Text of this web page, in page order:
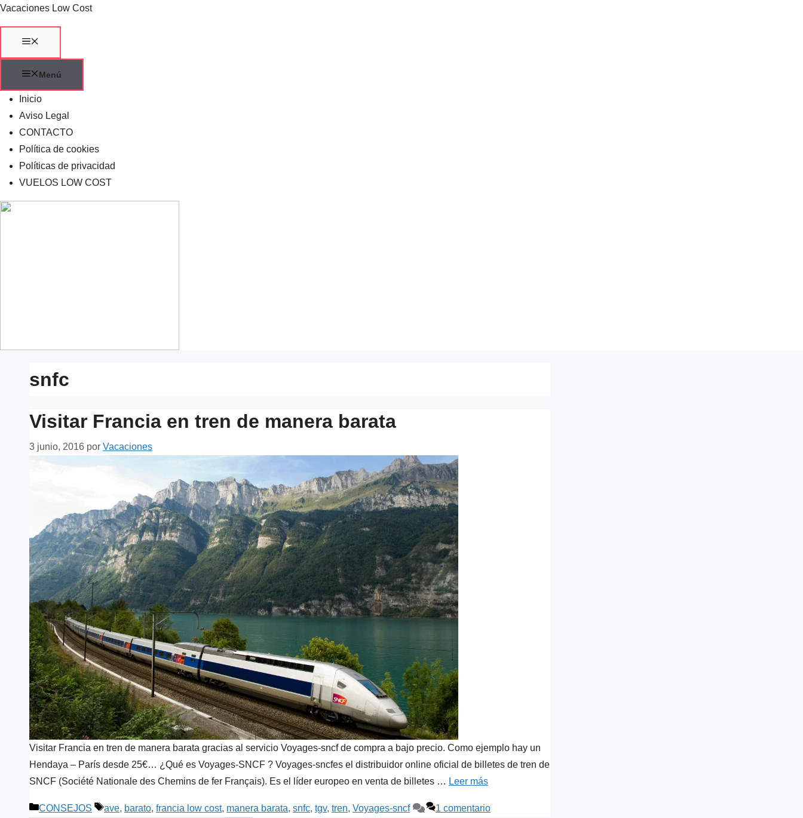
Saltar
al
contenido
Vacaciones Low Cost
Menú
Inicio
Aviso Legal
CONTACTO
Política de cookies
Políticas de privacidad
VUELOS LOW COST
snfc
Visitar Francia en tren de manera barata
3 junio, 2016 por Vacaciones
Visitar Francia en tren de manera barata gracias al servicio Voyages-sncf de compra a bajo precio. Como ejemplo hay un
Hendaya – París desde 25€… ¿Qué es Voyages-SNCF ? Voyages-sncfes el distribuidor online oficial de billetes de tren de
SNCF (Société Nationale des Chemins de fer Français). Es el líder europeo en venta de billetes … Leer más
Categorías
CONSEJOS Etiquetas
ave, barato, francia low cost, manera barata, snfc, tgv, tren, Voyages-sncf
1 comentario